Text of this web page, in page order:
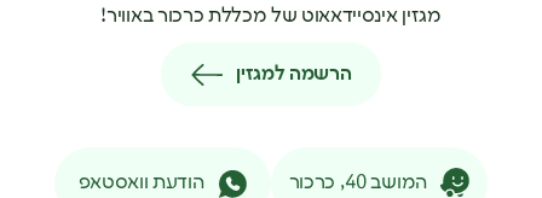
מגזין אינסיידאאוט של מכללת כרכור באוויר!
הרשמה למגזין
המושב 40, כרכור הודעת וואסטאפ